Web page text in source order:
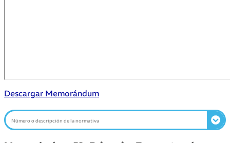
Descargar Memorándum